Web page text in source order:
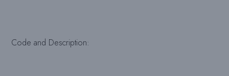
Code and Description: